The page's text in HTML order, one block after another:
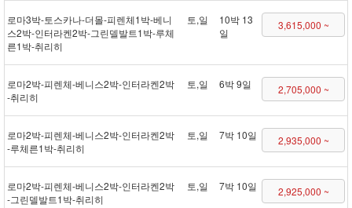
로마 3박 - 토스카나 - 더몰 - 피렌체 1박 - 베니
스 2박 - 인터라켄 2박 - 그린델발트 1박 - 루체
른 1박 - 취리히
토,일
10박 13
일
3,615,000 ~
로마 2박 - 피렌체 - 베니스 2박 - 인터라켄 2박
- 취리히
토,일 6박 9일 2,705,000 ~
로마 2박 - 피렌체 - 베니스 2박 - 인터라켄 2박
- 루체른 1박 - 취리히
토,일 7박 10일 2,935,000 ~
로마 2박 - 피렌체 - 베니스 2박 - 인터라켄 2박
- 그린델발트 1박 - 취리히
토,일 7박 10일 2,925,000 ~